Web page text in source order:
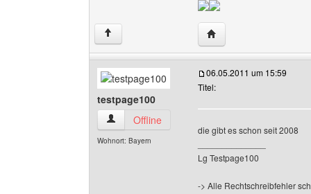
↑ Website dieses
testpage100
testpage100 Benutzer-Profile anzeigen
Offline
Wohnort: Bayern
06.05.2011 um 15:59
Titel:
die gibt es schon seit 2008
Lg Testpage100
-> Alle Rechtschreibfehler